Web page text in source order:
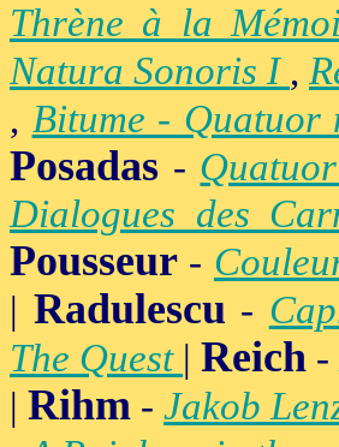
Thrène à la
Natura Sonoris I ,
, Bitume - Quatuor
Posadas -
Dialogues des
Pousseur -
| Radulescu -
The Quest |Reich -
|Rihm -Jakob